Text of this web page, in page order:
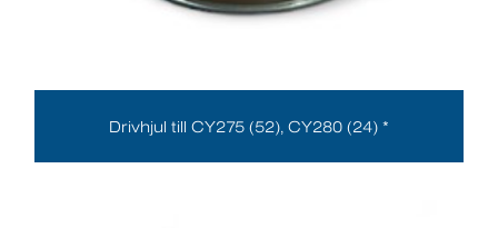
Drivhjul till CY275 (52), CY280 (24) *